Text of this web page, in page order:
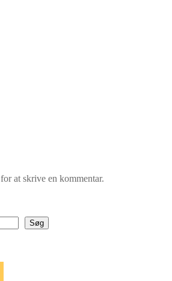
for at skrive en kommentar.
Søg